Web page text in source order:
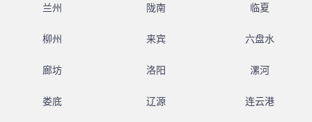
兰州 陇南 临夏
柳州 来宾 六盘水
廊坊 洛阳 漯河
娄底 辽源 连云港